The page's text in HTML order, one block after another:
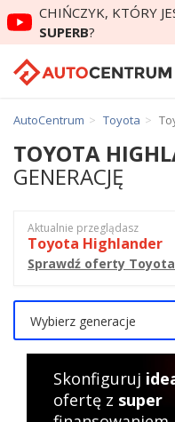
CHIŃCZYK, KTÓRY
SUPERB?
AutoCentrum Toyota
TOYOTA
GENERACJĘ
Aktualnie przeglądasz
Toyota Highlander
Sprawdź oferty
Wybierz generacje
Skonfiguruj
ofertę z super